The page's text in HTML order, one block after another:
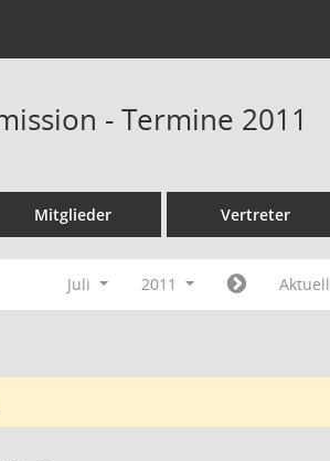
- Termine 2011
Mitglieder Vertreter
Juli 2011 Aktuell